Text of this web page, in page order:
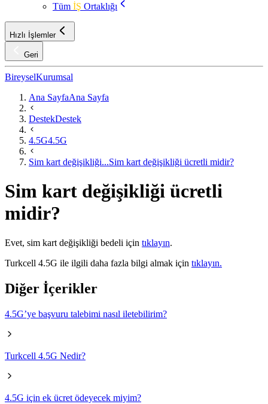
Tüm İŞ Ortaklığı
Hızlı İşlemler
Geri
BireyselKurumsal
Ana SayfaAna Sayfa
DestekDestek
4.5G4.5G
Sim kart değişikliği...Sim kart değişikliği ücretli midir?
Sim kart değişikliği ücretli
midir?
​Evet, sim kart değişikliği bedeli için tıklayın​.​
Turkcell 4.5G ile ilgili daha fazla bilgi almak için ​tıklayın.​
Diğer İçerikler
4.5G’ye başvuru talebimi nasıl iletebilirim?
Turkcell 4.5G Nedir?
4.5G için ek ücret ödeyecek miyim?